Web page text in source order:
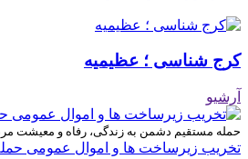
کرج شناسی ؛ عظیمیه
آرشیو
حمله مستقیم دشمن به زندگی، رفاه و معیشت
تخریب زیرساخت ها و اموال عمومی